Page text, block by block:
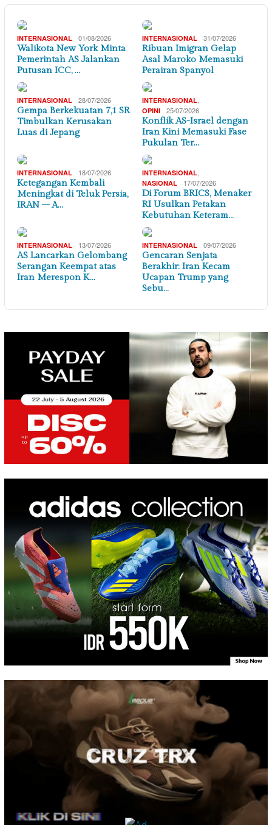
INTERNASIONAL 01/08/2026
Walikota New York Minta
Pemerintah AS Jalankan
Putusan ICC, …
INTERNASIONAL 31/07/2026
Ribuan Imigran Gelap
Asal Maroko Memasuki
Perairan Spanyol
INTERNASIONAL 28/07/2026
Gempa Berkekuatan 7,1 SR
Timbulkan Kerusakan
Luas di Jepang
INTERNASIONAL
OPINI 25/07/2026
Konflik AS-Israel dengan
Iran Kini Memasuki Fase
Pukulan Ter…
INTERNASIONAL 18/07/2026
Ketegangan Kembali
Meningkat di Teluk Persia,
IRAN – A…
INTERNASIONAL
NASIONAL 17/07/2026
Di Forum BRICS, Menaker
RI Usulkan Petakan
Kebutuhan Keteram…
INTERNASIONAL 13/07/2026
AS Lancarkan Gelombang
Serangan Keempat atas
Iran Merespon K…
INTERNASIONAL 09/07/2026
Gencaran Senjata
Berakhir: Iran Kecam
Ucapan Trump yang
Sebu…